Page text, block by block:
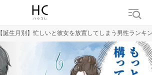
【誕生月別】忙しいと彼女を放置してしまう男性ランキ